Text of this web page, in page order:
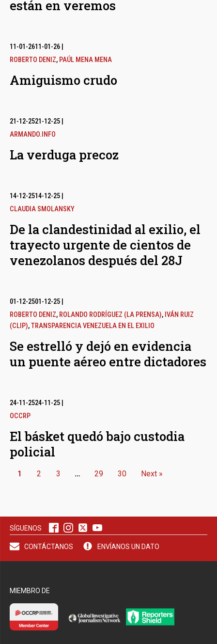
están en veremos
11-01-2611-01-26
ROBERTO DENIZ, PAÚL MENA MENA
Amiguismo crudo
21-12-2521-12-25
ARMANDO.INFO
La verduga precoz
14-12-2514-12-25
CLAUDIA SMOLANSKY
De la clandestinidad al exilio, el
trayecto urgente de cientos de
venezolanos después del 28J
01-12-2501-12-25
ROBERTO DENIZ, ROLANDO RODRÍGUEZ (LA PRENSA), IVÁN RUIZ
(CLIP),TRANSPARENCIA VENEZUELA EN EL EXILIO
Se estrelló y dejó en evidencia
un puente aéreo entre dictadores
24-11-2524-11-25
OCCRP
El básket quedó bajo custodia
policial
1 2 3 … 29 30 Next »
SÍGUENOS
CONTÁCTANOS ENVÍANOS UN DATO
MIEMBRO DE